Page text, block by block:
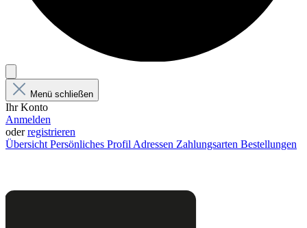
Menü schließen
Ihr Konto
Anmelden
oderregistrieren
Übersicht Persönliches Profil Adressen Zahlungsarten Bestellungen